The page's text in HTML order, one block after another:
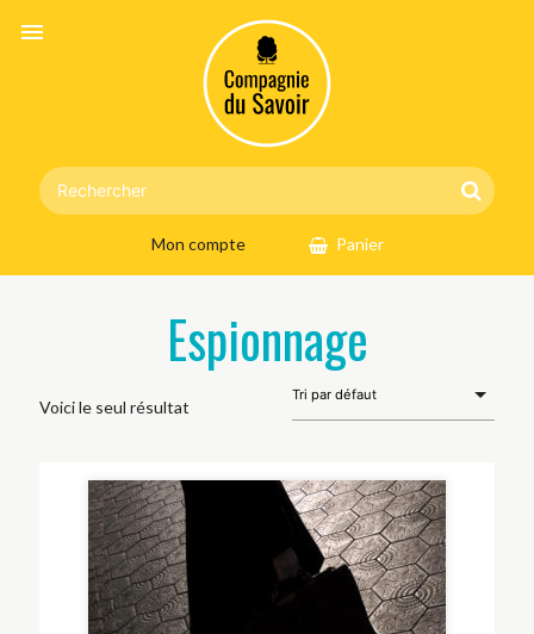
menu
Mon compte Panier
Espionnage
Voici le seul résultat